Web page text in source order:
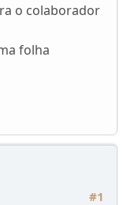
o colaborador
folha
#1